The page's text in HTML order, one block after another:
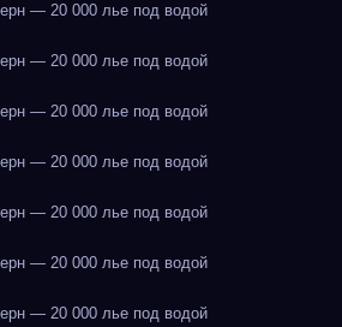
— 20 000 лье под водой
— 20 000 лье под водой
— 20 000 лье под водой
— 20 000 лье под водой
— 20 000 лье под водой
— 20 000 лье под водой
— 20 000 лье под водой